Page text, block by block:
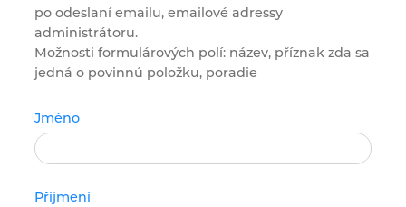
po odeslaní emailu, emailové adressy
administrátoru.
Možnosti formulárových polí: název, příznak zda sa
jedná o povinnú položku, poradie
Jméno
Příjmení